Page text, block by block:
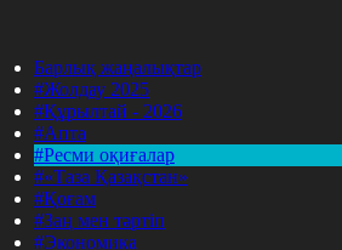
Барлық жаңалықтар
#Жолдау 2025
#Құрылтай - 2026
#Апта
#Ресми оқиғалар
#«Таза Қазақстан»
#Қоғам
#Заң мен тәртіп
#Экономика